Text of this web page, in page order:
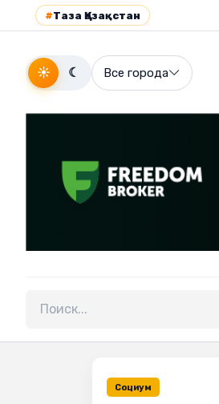
#Таза Қазақстан
☀ ☾ Все города
Поиск по сайту
Социум